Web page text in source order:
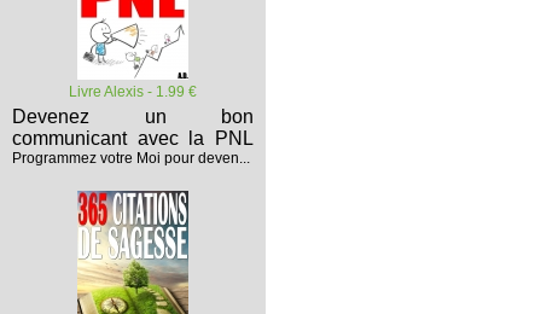
Livre Alexis - 1.99 €
Devenez un bon
communicant avec la PNL
Programmez votre Moi pour deven...